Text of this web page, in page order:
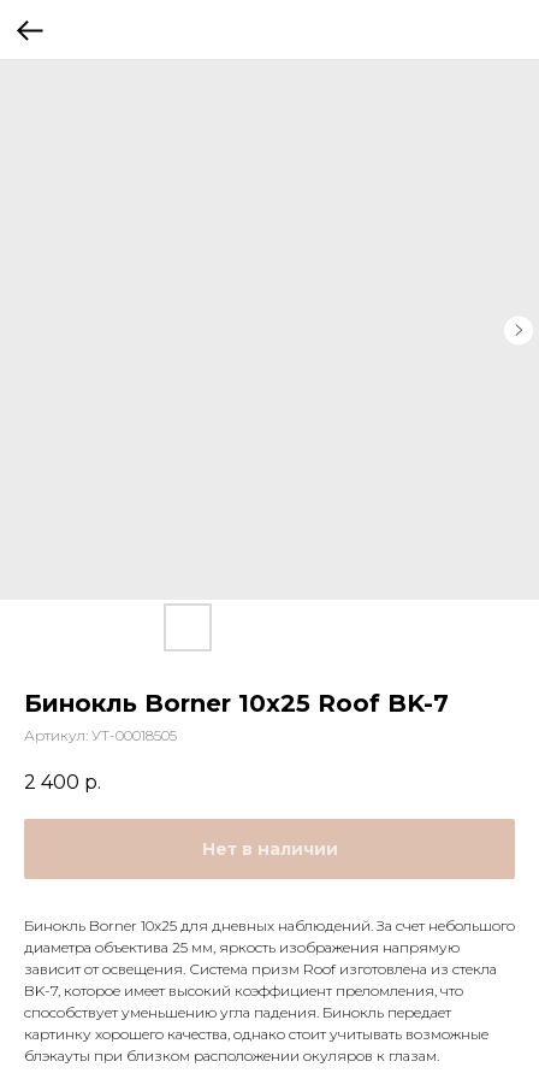
Бинокль Borner 10x25 Roof BK-7
Артикул: УТ-00018505
2 400 р.
Нет в наличии
Бинокль Borner 10x25 для дневных наблюдений. За счет небольшого
диаметра объектива 25 мм, яркость изображения напрямую
зависит от освещения. Система призм Roof изготовлена из стекла
BK-7, которое имеет высокий коэффициент преломления, что
способствует уменьшению угла падения. Бинокль передает
картинку хорошего качества, однако стоит учитывать возможные
блэкауты при близком расположении окуляров к глазам.